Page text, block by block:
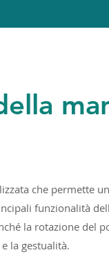
che permette
funzionalità
la rotazione del
la gestualità.